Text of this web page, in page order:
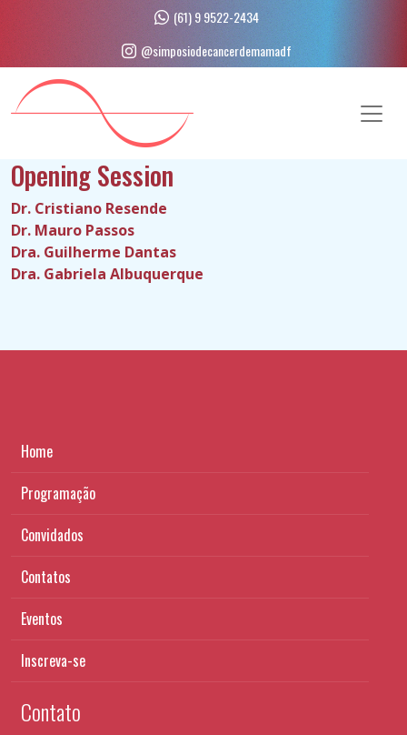
Skip
Enter)
(61) 9 9522-2434
@simposiodecancerdemamadf
Opening Session
Dr. Cristiano Resende
Dr. Mauro Passos
Dra. Guilherme Dantas
Dra. Gabriela Albuquerque
Home
Programação
Convidados
Contatos
Eventos
Inscreva-se
Contato